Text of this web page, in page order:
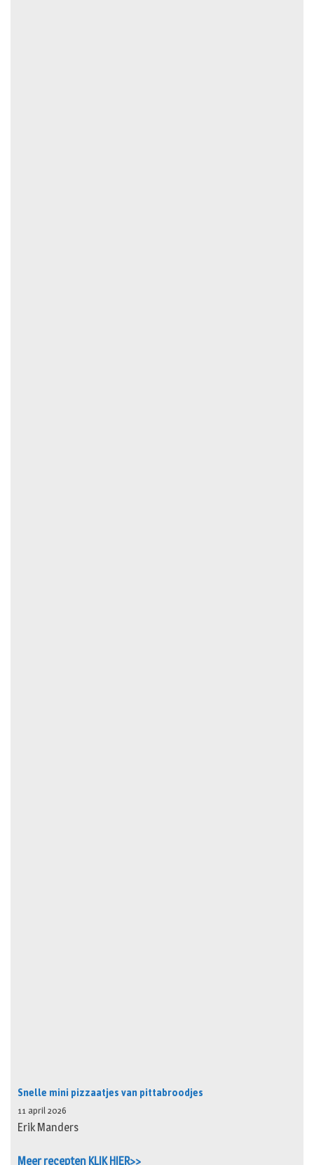
Snelle mini pizzaatjes van pittabroodjes
11 april 2026
Erik Manders
Meer recepten KLIK HIER>>